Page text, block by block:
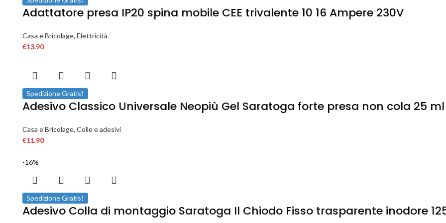
Adattatore presa IP20 spina mobile CEE trivalente 10 16 Ampere 230V
Casa e Bricolage, Elettricità
€13.90
Spedizione Gratis!
Adesivo Classico Universale Neopiù Gel Saratoga forte presa non cola 25 ml
Casa e Bricolage, Colle e adesivi
€11.90
-16%
Spedizione Gratis!
Adesivo Colla di montaggio Saratoga Il Chiodo Fisso trasparente inodore